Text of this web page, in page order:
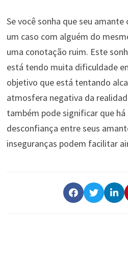
Se você sonha que seu
um caso com alguém do
uma conotação ruim. Este
está tendo muita dificuldade
objetivo que está tentando
atmosfera negativa da
também pode significar que há
desconfiança entre seus
inseguranças podem facilitar